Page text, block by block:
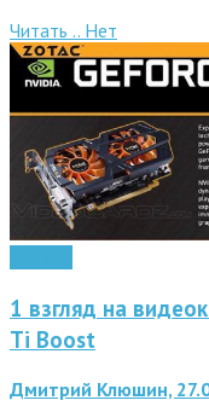
Читать .. Нет
1 взгляд на
Ti Boost
Дмитрий Клюшин,